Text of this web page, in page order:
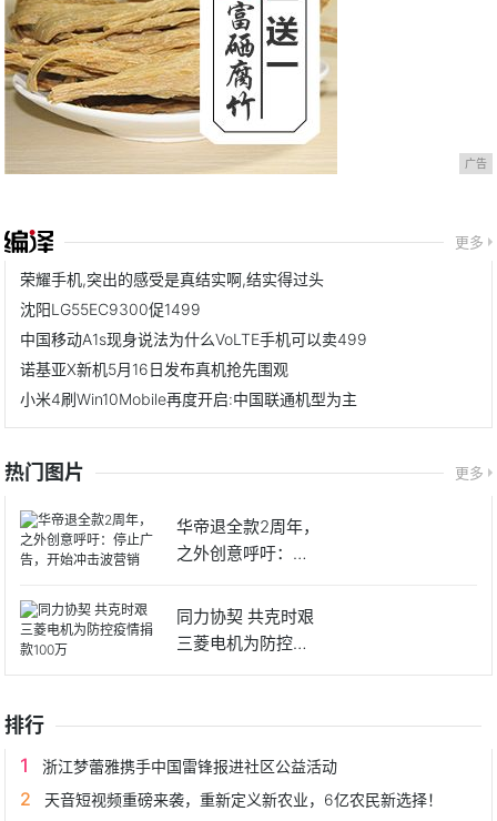
广告
更多
荣耀手机,突出的感受是真结实啊,结实得过头
沈阳LG55EC9300促1499
中国移动A1s现身说法为什么VoLTE手机可以卖499
诺基亚X新机5月16日发布真机抢先围观
小米4刷Win10Mobile再度开启:中国联通机型为主
热门图片 更多
华帝退全款2周年，
之外创意呼吁：停
同力协契 共克时艰
三菱电机为防控疫
情捐
排行
浙江梦蕾雅携手中国雷锋报进社区公益活动
天音短视频重磅来袭，重新定义新农业，6亿农民新选择！